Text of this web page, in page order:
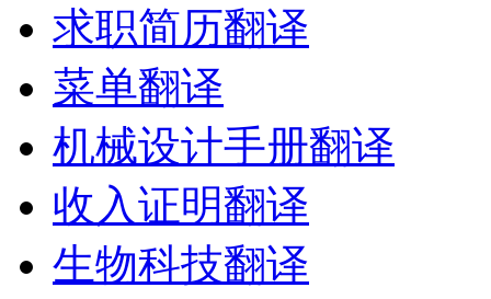
求职简历翻译
菜单翻译
机械设计手册翻译
收入证明翻译
生物科技翻译